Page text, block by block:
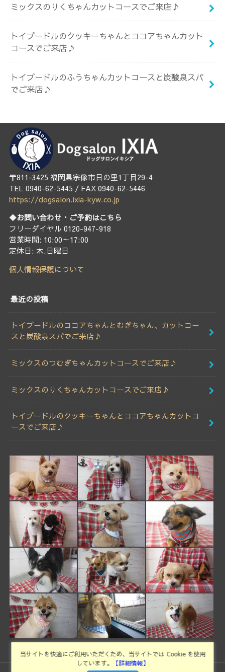
ミックスのりくちゃんカットコースでご来店♪
トイプードルのクッキーちゃんとココアちゃんカット
コースでご来店♪
トイプードルのふうちゃんカットコースと炭酸泉スパ
でご来店♪
〒811-3425 福岡県宗像市日の里1丁目29-4
TEL 0940-62-5445 / FAX 0940-62-5446
https://dogsalon.ixia-kyw.co.jp
◆お問い合わせ・ご予約はこちら
フリーダイヤル 0120-947-918
営業時間: 10:00～17:00
定休日: 木.日曜日
個人情報保護について
最近の投稿
トイプードルのココアちゃんとむぎちゃん、カットコー
スと炭酸泉スパでご来店♪
ミックスのつむぎちゃんカットコースでご来店♪
ミックスのりくちゃんカットコースでご来店♪
トイプードルのクッキーちゃんとココアちゃんカットコ
ースでご来店♪
当サイトを快適にご利用いただくため、当サイトでは Cookie を使用
しています。
【詳細情報】